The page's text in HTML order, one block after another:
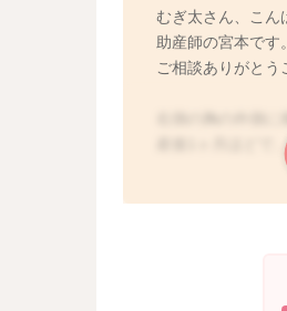
むぎ太さん、こん
助産師の宮本です。
ご相談ありがとう
産後1ヶ月ほどで
れていかない乳
こりがなくとも